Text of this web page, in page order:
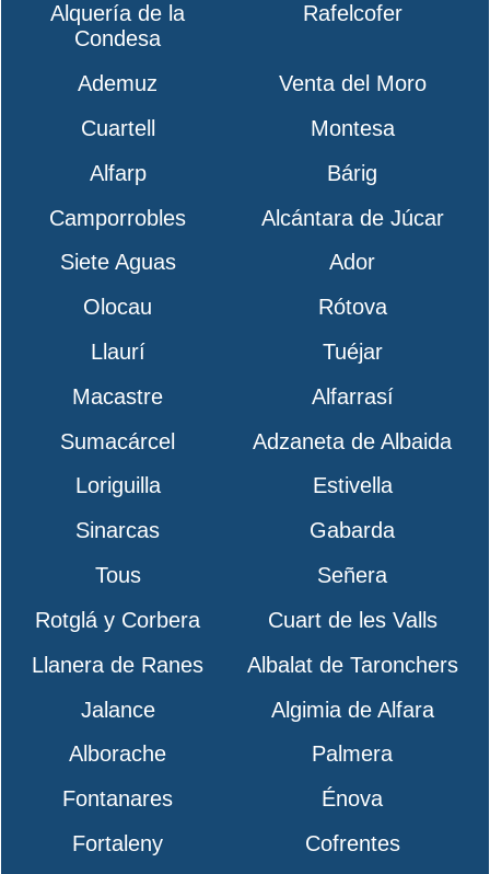
Alquería de la
Condesa
Rafelcofer
Ademuz
Venta del Moro
Cuartell
Montesa
Alfarp
Bárig
Camporrobles
Alcántara de Júcar
Siete Aguas
Ador
Olocau
Rótova
Llaurí
Tuéjar
Macastre
Alfarrasí
Sumacárcel
Adzaneta de Albaida
Loriguilla
Estivella
Sinarcas
Gabarda
Tous
Señera
Rotglá y Corbera
Cuart de les Valls
Llanera de Ranes
Albalat de Taronchers
Jalance
Algimia de Alfara
Alborache
Palmera
Fontanares
Énova
Fortaleny
Cofrentes